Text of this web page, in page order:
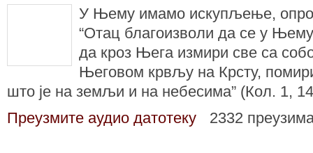
У Њему имамо искупљење,
“Отац благоизволи да се у
да кроз Њега измири све са
Његовом крвљу на Крсту,
што је на земљи и на небесима” (Кол. 1,
Преузмите аудио датотеку
2332